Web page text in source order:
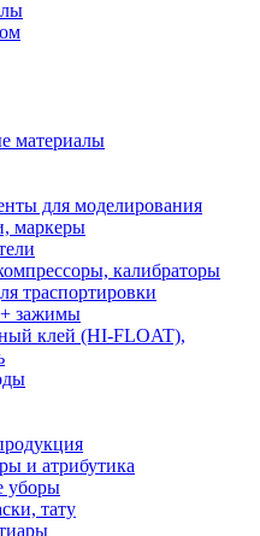
материалы
для моделирования
маркеры
калибраторы
траспортировки
зажимы
клей (HI-FLOAT),
и атрибутика
уборы
тату